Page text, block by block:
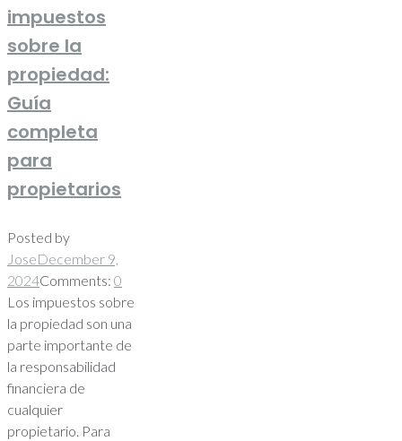
impuestos
sobre la
propiedad:
Guía
completa
para
propietarios
Posted by
JoseDecember 9,
2024Comments: 0
Los impuestos sobre
la propiedad son una
parte importante de
la responsabilidad
financiera de
cualquier
propietario. Para